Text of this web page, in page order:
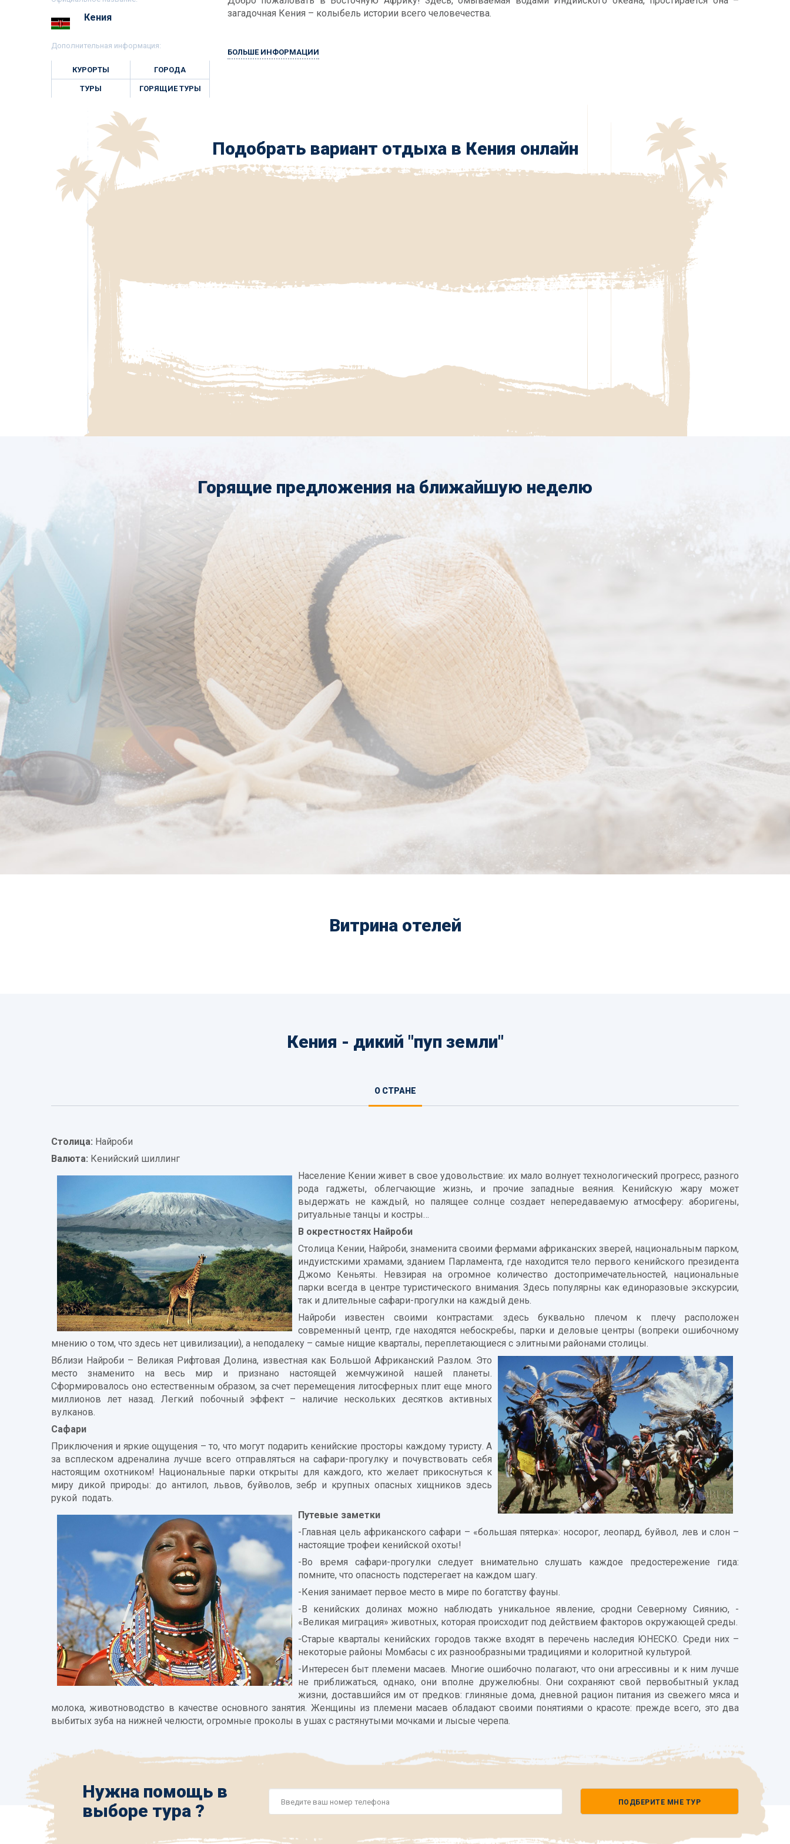
Кения
Дополнительная информация:
КУРОРТЫ ГОРОДА
ТУРЫ ГОРЯЩИЕ ТУРЫ
загадочная Кения – колыбель истории всего человечества.
БОЛЬШЕ ИНФОРМАЦИИ
Подобрать вариант отдыха в Кения онлайн
Горящие предложения на ближайшую неделю
Витрина отелей
Кения - дикий "пуп земли"
о
О СТРАНЕ
Столица: Найроби
Валюта: Кенийский шиллинг
Население Кении живет в свое удовольствие: их мало волнует технологический прогресс, разного
рода гаджеты, облегчающие жизнь, и прочие западные веяния. Кенийскую жару может
выдержать не каждый, но палящее солнце создает непередаваемую атмосферу: аборигены,
ритуальные танцы и костры…
В окрестностях Найроби
Столица Кении, Найроби, знаменита своими фермами африканских зверей, национальным парком,
индуистскими храмами, зданием Парламента, где находится тело первого кенийского президента
Джомо Кеньяты. Невзирая на огромное количество достопримечательностей, национальные
парки всегда в центре туристического внимания. Здесь популярны как единоразовые экскурсии,
так и длительные сафари-прогулки на каждый день.
Найроби известен своими контрастами: здесь буквально плечом к плечу расположен
современный центр, где находятся небоскребы, парки и деловые центры (вопреки ошибочному
мнению о том, что здесь нет цивилизации), а неподалеку – самые нищие кварталы, переплетающиеся с элитными районами столицы.
Вблизи Найроби – Великая Рифтовая Долина, известная как Большой Африканский Разлом. Это
место знаменито на весь мир и признано настоящей жемчужиной нашей планеты.
Сформировалось оно естественным образом, за счет перемещения литосферных плит еще много
миллионов лет назад. Легкий побочный эффект – наличие нескольких десятков активных
вулканов.
Сафари
Приключения и яркие ощущения – то, что могут подарить кенийские просторы каждому туристу. А
за всплеском адреналина лучше всего отправляться на сафари-прогулку и почувствовать себя
настоящим охотником! Национальные парки открыты для каждого, кто желает прикоснуться к
миру дикой природы: до антилоп, львов, буйволов, зебр и крупных опасных хищников здесь
рукой подать.
Путевые заметки
-Главная цель африканского сафари – «большая пятерка»: носорог, леопард, буйвол, лев и слон –
настоящие трофеи кенийской охоты!
-Во время сафари-прогулки следует внимательно слушать каждое предостережение гида:
помните, что опасность подстерегает на каждом шагу.
-Кения занимает первое место в мире по богатству фауны.
-В кенийских долинах можно наблюдать уникальное явление, сродни Северному Сиянию, -
«Великая миграция» животных, которая происходит под действием факторов окружающей среды.
-Старые кварталы кенийских городов также входят в перечень наследия ЮНЕСКО. Среди них –
некоторые районы Момбасы с их разнообразными традициями и колоритной культурой.
-Интересен быт племени масаев. Многие ошибочно полагают, что они агрессивны и к ним лучше
не приближаться, однако, они вполне дружелюбны. Они сохраняют свой первобытный уклад
жизни, доставшийся им от предков: глиняные дома, дневной рацион питания из свежего мяса и
молока, животноводство в качестве основного занятия. Женщины из племени масаев обладают своими понятиями о красоте: прежде всего, это два
выбитых зуба на нижней челюсти, огромные проколы в ушах с растянутыми мочками и лысые черепа.
Нужна помощь в
выборе тура ?
*
ПОДБЕРИТЕ МНЕ ТУР